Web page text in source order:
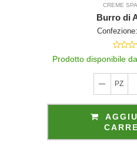
CREME
Burro di
Prodotto disponibile
PZ